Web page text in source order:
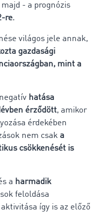
- a prognózis
re.
világos jele annak,
gazdasági
mint a
hatása
érződött, amikor
érdekében
nem csak a
csökkenését is
a harmadik
feloldása
így is az előző